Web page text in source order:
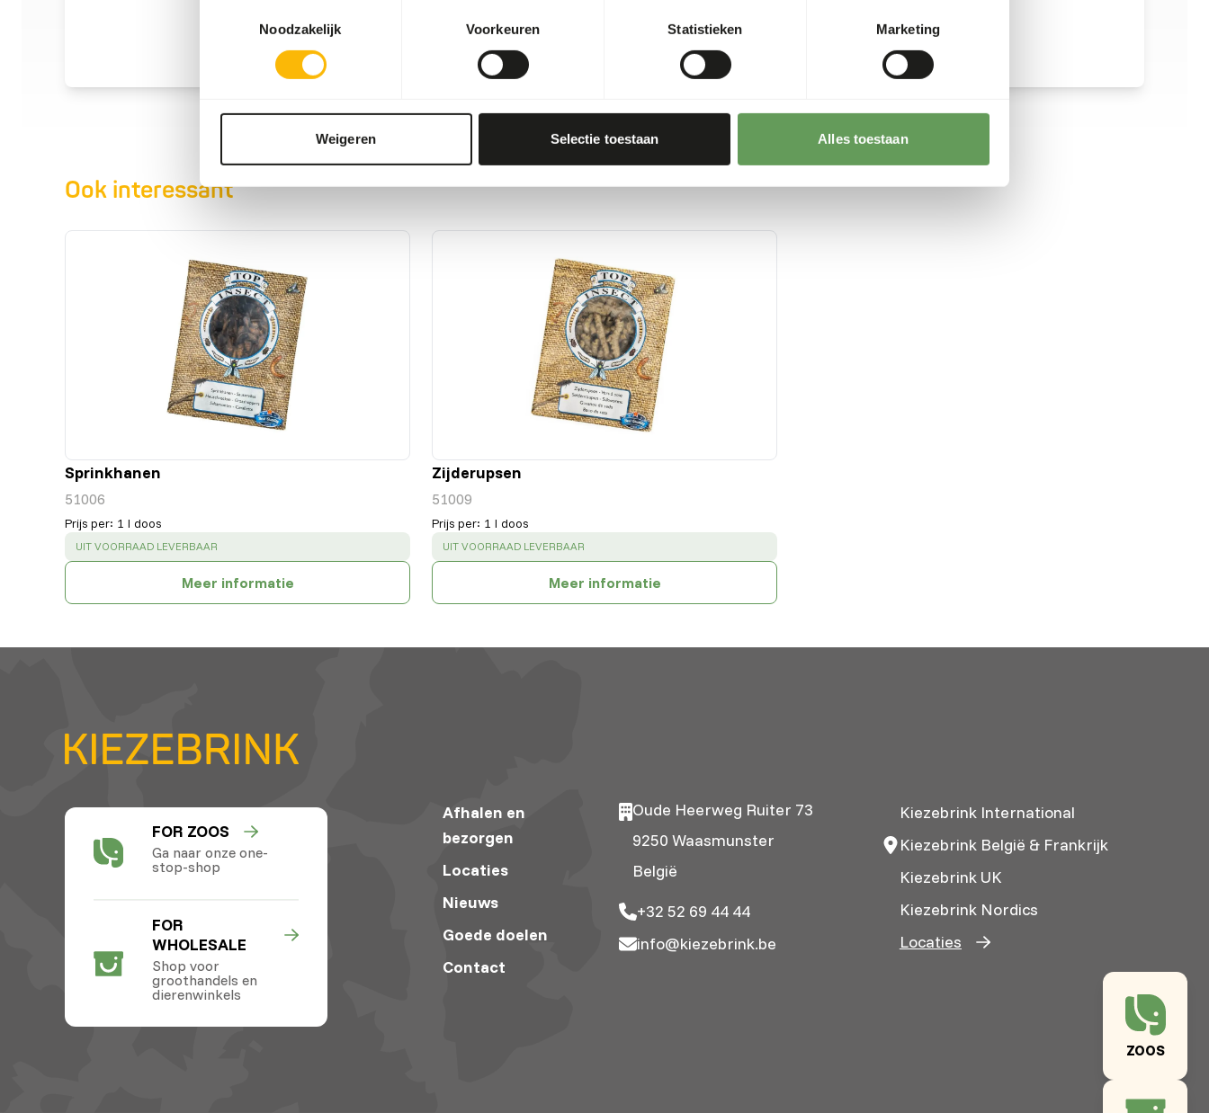
Noodzakelijk
Voorkeuren Statistieken Marketing
Weigeren Selectie toestaan Alles toestaan
ZOOS
Ook interessant
Sprinkhanen
51006
Prijs per: 1 l doos
SUCCESS:
UIT VOORRAAD LEVERBAAR
Meer informatie
Zijderupsen
51009
Prijs per: 1 l doos
SUCCESS:
UIT VOORRAAD LEVERBAAR
Meer informatie
FOR ZOOS
Ga naar onze one-
stop-shop
FOR
WHOLESALE
Shop voor
groothandels en
dierenwinkels
Afhalen en
bezorgen
Locaties
Nieuws
Goede doelen
Contact
Oude Heerweg Ruiter 73
9250 Waasmunster
België
+32 52 69 44 44
info@kiezebrink.be
Kiezebrink International
Kiezebrink België & Frankrijk
Kiezebrink UK
Kiezebrink Nordics
Locaties